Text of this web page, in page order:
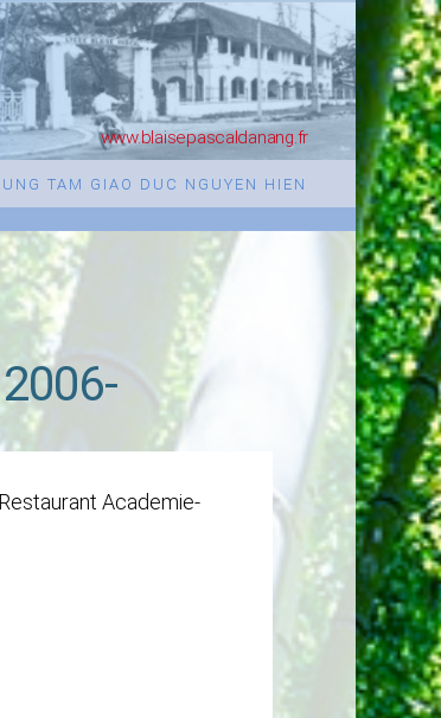
www.blaisepascaldanang.fr
TAM GIAO DUC NGUYEN HIEN
Academie-